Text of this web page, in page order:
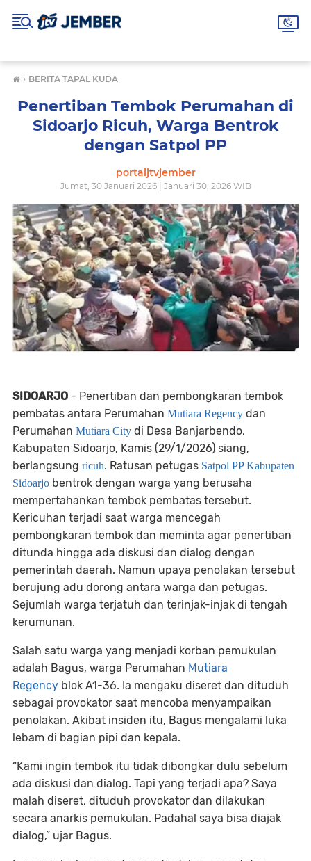
› BERITA TAPAL KUDA
Penertiban Tembok Perumahan di
Sidoarjo Ricuh, Warga Bentrok
dengan Satpol PP
portaljtvjember
Jumat, 30 Januari 2026 | Januari 30, 2026 WIB
SIDOARJO - Penertiban dan pembongkaran tembok
pembatas antara Perumahan Mutiara Regency dan
Perumahan Mutiara City di Desa Banjarbendo,
Kabupaten Sidoarjo, Kamis (29/1/2026) siang,
berlangsung ricuh. Ratusan petugas Satpol PP Kabupaten
Sidoarjo bentrok dengan warga yang berusaha
mempertahankan tembok pembatas tersebut.
Kericuhan terjadi saat warga mencegah
pembongkaran tembok dan meminta agar penertiban
ditunda hingga ada diskusi dan dialog dengan
pemerintah daerah. Namun upaya penolakan tersebut
berujung adu dorong antara warga dan petugas.
Sejumlah warga terjatuh dan terinjak-injak di tengah
kerumunan.
Salah satu warga yang menjadi korban pemukulan
adalah Bagus, warga Perumahan Mutiara
Regency blok A1-36. Ia mengaku diseret dan dituduh
sebagai provokator saat mencoba menyampaikan
penolakan. Akibat insiden itu, Bagus mengalami luka
lebam di bagian pipi dan kepala.
“Kami ingin tembok itu tidak dibongkar dulu sebelum
ada diskusi dan dialog. Tapi yang terjadi apa? Saya
malah diseret, dituduh provokator dan dilakukan
secara anarkis pemukulan. Padahal saya bisa diajak
dialog,” ujar Bagus.